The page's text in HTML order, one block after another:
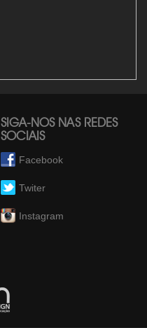
SIGA-NOS NAS REDES
SOCIAIS